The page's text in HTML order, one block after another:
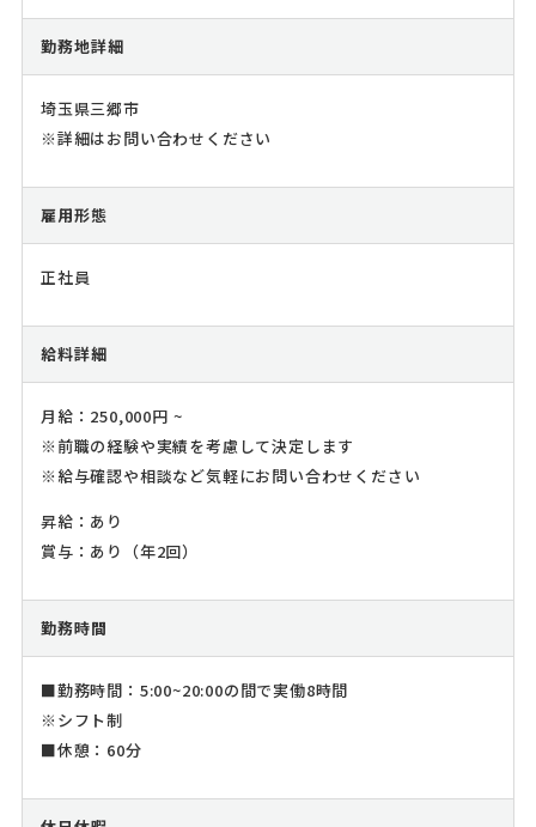
勤務地詳細
埼玉県三郷市
※詳細はお問い合わせください
雇用形態
正社員
給料詳細
月給：250,000円 ~
※前職の経験や実績を考慮して決定します
※給与確認や相談など気軽にお問い合わせください
昇給：あり
賞与：あり（年2回）
勤務時間
■勤務時間：5:00~20:00の間で実働8時間
※シフト制
■休憩：60分